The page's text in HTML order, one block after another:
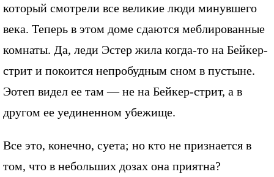
который смотрели все великие люди минувшего
века. Теперь в этом доме сдаются меблированные
комнаты. Да, леди Эстер жила когда-то на Бейкер-
стрит и покоится непробудным сном в пустыне.
Эотеп видел ее там — не на Бейкер-стрит, а в
другом ее уединенном убежище.
Все это, конечно, суета; но кто не признается в
том, что в небольших дозах она приятна?